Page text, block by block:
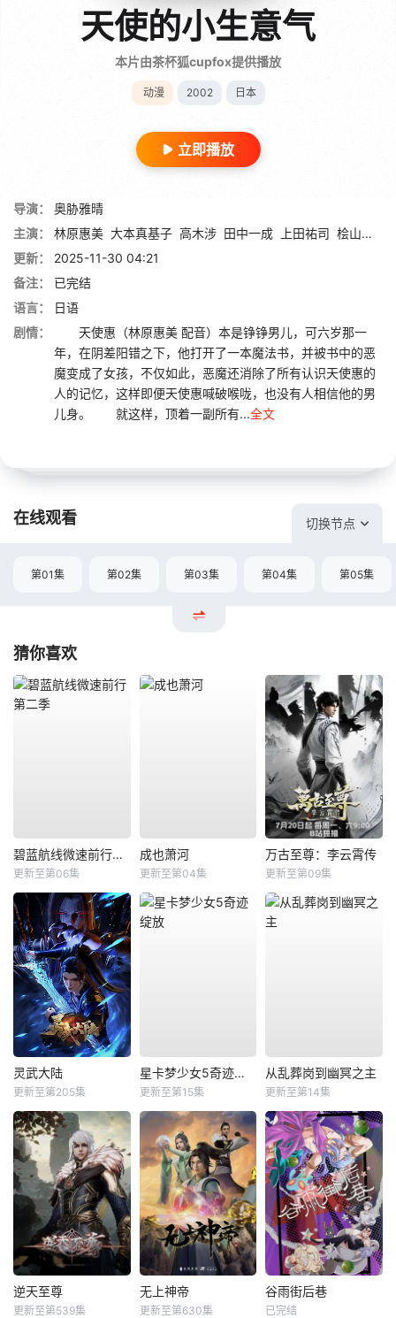
天使的小生意气
本片由茶杯狐cupfox提供播放
动漫 2002 日本
立即播放
导演：
奥胁雅晴
主演：
林原惠美 大本真基子 高木涉 田中一成 上田祐司 桧山修之
更新：
2025-11-30 04:21
备注：
已完结
语言：
日语
剧情：
天使惠（林原惠美 配音）本是铮铮男儿，可六岁那一
年，在阴差阳错之下，他打开了一本魔法书，并被书中的恶
魔变成了女孩，不仅如此，恶魔还消除了所有认识天使惠的
人的记忆，这样即便天使惠喊破喉咙，也没有人相信他的男
儿身。 就这样，顶着一副所有...全文
在线观看 切换节点
第01集 第02集 第03集 第04集 第05集
猜你喜欢
碧蓝航线微速前行第二季
更新至第06集
成也萧河
更新至第04集
万古至尊：李云霄传
更新至第09集
灵武大陆
更新至第205集
星卡梦少女5奇迹绽放
更新至第15集
从乱葬岗到幽冥之主
更新至第14集
逆天至尊
更新至第539集
无上神帝
更新至第630集
谷雨街后巷
已完结